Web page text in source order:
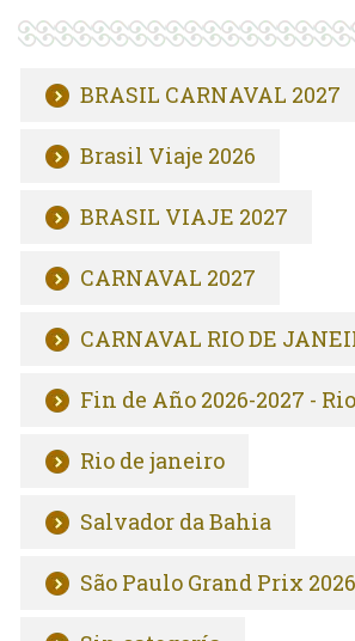
BRASIL CARNAVAL 2027
Brasil Viaje 2026
BRASIL VIAJE 2027
CARNAVAL 2027
CARNAVAL RIO DE
Fin de Año 2026-2027 -
Rio de janeiro
Salvador da Bahia
São Paulo Grand Prix 2026